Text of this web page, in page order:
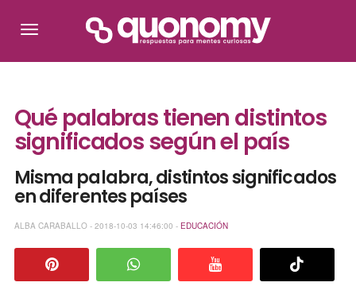
Qué palabras tienen distintos
significados según el país
Misma palabra, distintos significados
en diferentes países
ALBA CARABALLO - 2018-10-03 14:46:00 - EDUCACIÓN